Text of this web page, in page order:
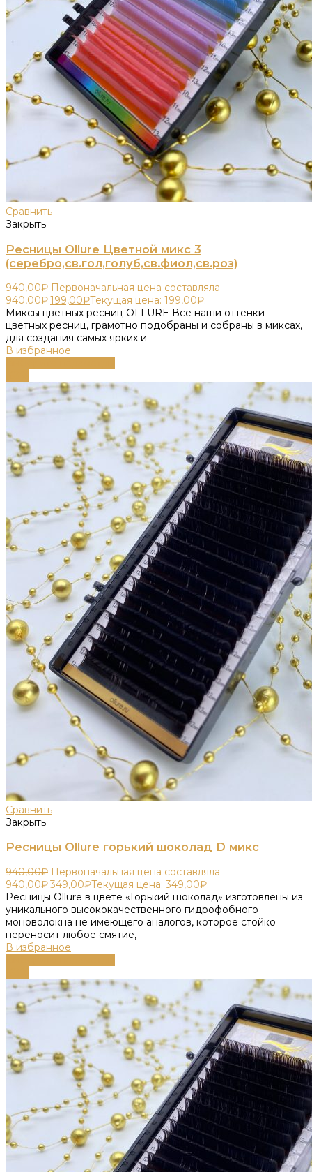
Сравнить
Закрыть
Ресницы Ollure Цветной микс 3
(серебро,св.гол,голуб,св.фиол,св.роз)
940,00₽ Первоначальная цена составляла
940,00₽.199,00₽Текущая цена: 199,00₽.
Миксы цветных ресниц OLLURE Все наши оттенки
цветных ресниц, грамотно подобраны и собраны в миксах,
для создания самых ярких и
В избранное
Сравнить
Закрыть
Ресницы Ollure горький шоколад D микс
940,00₽ Первоначальная цена составляла
940,00₽.349,00₽Текущая цена: 349,00₽.
Ресницы Ollure в цвете «Горький шоколад» изготовлены из
уникального высококачественного гидрофобного
моноволокна не имеющего аналогов, которое стойко
переносит любое смятие,
В избранное